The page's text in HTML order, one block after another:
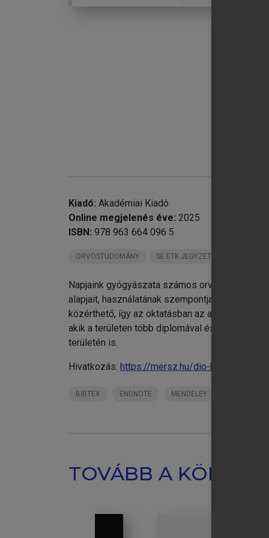
Kiadó: Akadémiai Kiadó
Online megjelenés éve: 2025
ISBN: 978 963 664 096 5
ORVOSTUDOMÁNY SE ETK JEGYZETEK
Napjaink gyógyászata számos orvostechnikai
alapjait, használatának szempontjait és
közérthető, így az oktatásban az alapozó
akik a területen több diplomával és gyakorlati
területén is.
Hivatkozás: https://mersz.hu/dio-kovacs-
BIBTEX ENDNOTE MENDELEY
TOVÁBB A